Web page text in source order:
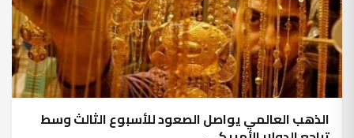
الذهب العالمي يواصل الصعود للأسبوع الثالث وسط